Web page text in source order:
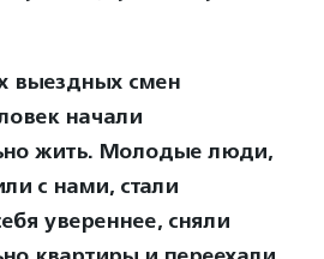
выездных смен
начали
жить. Молодые люди,
с нами, стали
увереннее, сняли